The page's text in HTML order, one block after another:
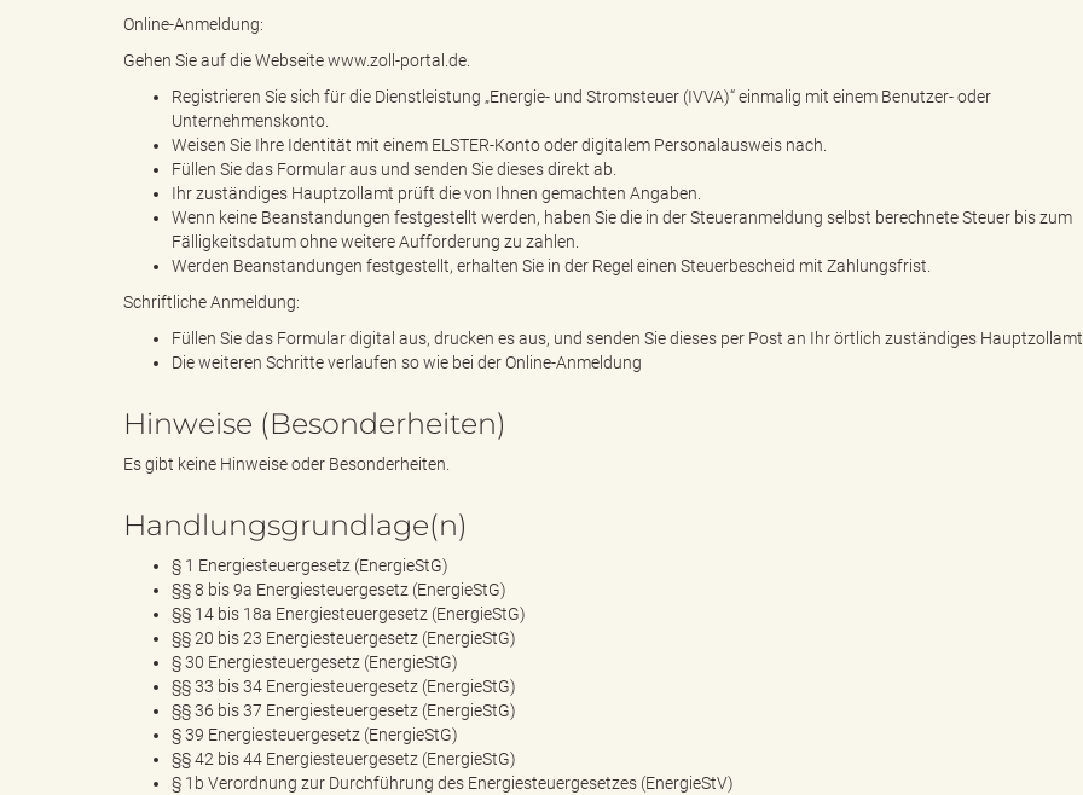
e
"
.
e
l
Online-Anmeldung:
Gehen Sie auf die Webseite www.zoll-portal.de.
Registrieren Sie sich für die Dienstleistung „Energie- und Stromsteuer (IVVA)“ einmalig mit einem Benutzer- oder
Unternehmenskonto.
Weisen Sie Ihre Identität mit einem ELSTER-Konto oder digitalem Personalausweis nach.
Füllen Sie das Formular aus und senden Sie dieses direkt ab.
Ihr zuständiges Hauptzollamt prüft die von Ihnen gemachten Angaben.
Wenn keine Beanstandungen festgestellt werden, haben Sie die in der Steueranmeldung selbst berechnete Steuer bis zum
Fälligkeitsdatum ohne weitere Aufforderung zu zahlen.
Werden Beanstandungen festgestellt, erhalten Sie in der Regel einen Steuerbescheid mit Zahlungsfrist.
Schriftliche Anmeldung:
Füllen Sie das Formular digital aus, drucken es aus, und senden Sie dieses per Post an Ihr örtlich zuständiges
Die weiteren Schritte verlaufen so wie bei der Online-Anmeldung
Hinweise (Besonderheiten)
Es gibt keine Hinweise oder Besonderheiten.
Handlungsgrundlage(n)
§ 1 Energiesteuergesetz (EnergieStG)
§§ 8 bis 9a Energiesteuergesetz (EnergieStG)
§§ 14 bis 18a Energiesteuergesetz (EnergieStG)
§§ 20 bis 23 Energiesteuergesetz (EnergieStG)
§ 30 Energiesteuergesetz (EnergieStG)
§§ 33 bis 34 Energiesteuergesetz (EnergieStG)
§§ 36 bis 37 Energiesteuergesetz (EnergieStG)
§ 39 Energiesteuergesetz (EnergieStG)
§§ 42 bis 44 Energiesteuergesetz (EnergieStG)
§ 1b Verordnung zur Durchführung des Energiesteuergesetzes (EnergieStV)